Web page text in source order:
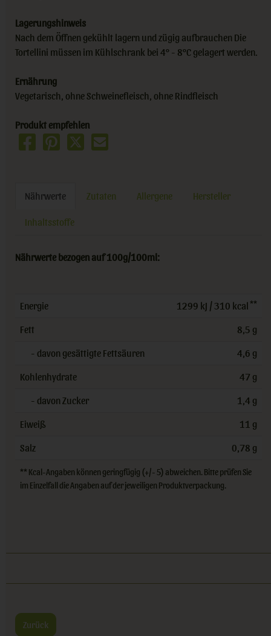
Lagerungshinweis
Nach dem Öffnen gekühlt lagern und zügig aufbrauchen Die
Tortellini müssen im Kühlschrank bei 4° - 8°C gelagert werden.
Ernährung
Vegetarisch, ohne Schweinefleisch, ohne Rindfleisch
Produkt empfehlen
Nährwerte Zutaten Allergene Hersteller
Inhaltsstoffe
Nährwerte bezogen auf 100g/100ml:
Energie 1299 kJ / 310 kcal**
Fett 8,5 g
- davon gesättigte Fettsäuren 4,6 g
Kohlenhydrate 47 g
- davon Zucker 1,4 g
Eiweiß 11 g
Salz 0,78 g
** Kcal-Angaben können geringfügig (+/- 5) abweichen. Bitte prüfen Sie
im Einzelfall die Angaben auf der jeweiligen Produktverpackung.
Zurück